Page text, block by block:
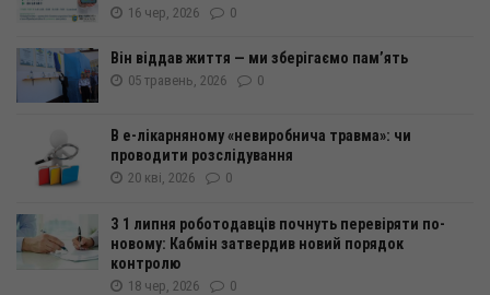
16 чер, 2026 0
Він віддав життя — ми зберігаємо пам’ять
05 травень, 2026 0
В е-лікарняному «невиробнича травма»: чи
проводити розслідування
20 кві, 2026 0
З 1 липня роботодавців почнуть перевіряти по-
новому: Кабмін затвердив новий порядок
контролю
18 чер, 2026 0